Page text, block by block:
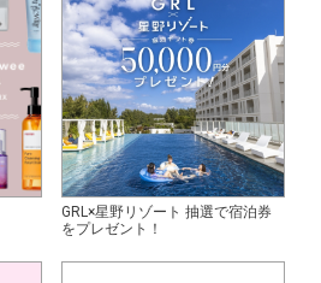
GRL×星野リゾート 抽選で宿泊券
をプレゼント！